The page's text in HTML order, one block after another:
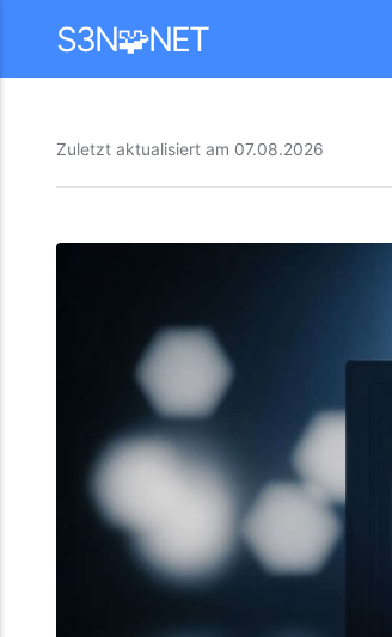
S3N🧩NET
Zuletzt aktualisiert am 07.08.2026